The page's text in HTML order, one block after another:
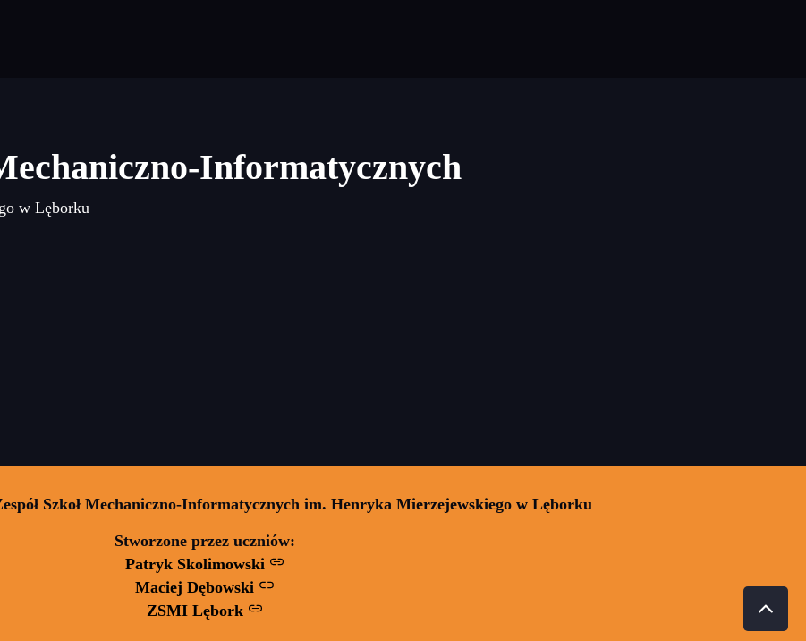
Informatycznych
w Lęborku
Szkoł Mechaniczno-Informatycznych im. Henryka Mierzejewskiego w Lęborku
Stworzone przez uczniów:
Patryk Skolimowski
Maciej Dębowski
ZSMI Lębork